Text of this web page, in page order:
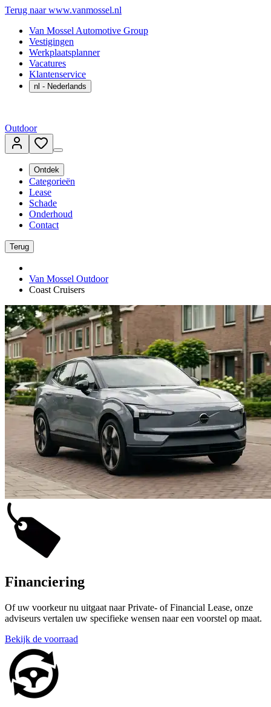
Terug naar www.vanmossel.nl
Van Mossel Automotive Group
Vestigingen
Werkplaatsplanner
Vacatures
Klantenservice
nl - Nederlands
Outdoor
Ontdek
Categorieën
Lease
Schade
Onderhoud
Contact
Terug
Van Mossel Outdoor
Coast Cruisers
Financiering
Of uw voorkeur nu uitgaat naar Private- of Financial Lease, onze
adviseurs vertalen uw specifieke wensen naar een voorstel op maat.
Bekijk de voorraad